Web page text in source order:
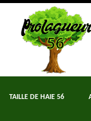
TAILLE DE HAIE 56